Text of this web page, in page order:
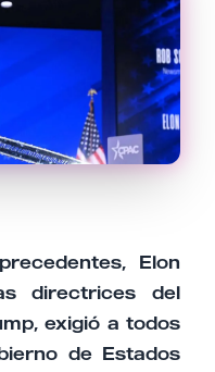
Elon
directrices del
exigió a todos
de Estados
Enviar comentario